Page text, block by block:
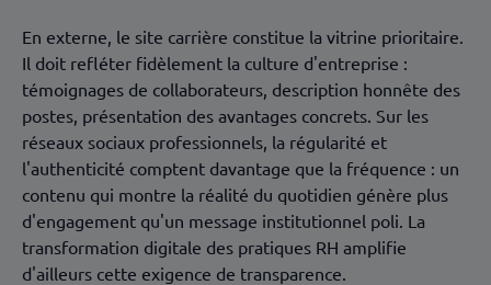
En externe, le site carrière constitue la vitrine prioritaire.
Il doit refléter fidèlement la culture d'entreprise :
témoignages de collaborateurs, description honnête des
postes, présentation des avantages concrets. Sur les
réseaux sociaux professionnels, la régularité et
l'authenticité comptent davantage que la fréquence : un
contenu qui montre la réalité du quotidien génère plus
d'engagement qu'un message institutionnel poli. La
transformation digitale des pratiques RH amplifie
d'ailleurs cette exigence de transparence.